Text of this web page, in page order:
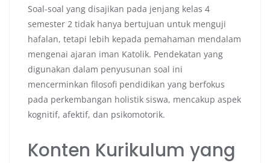
Soal-soal yang disajikan pada jenjang kelas 4
semester 2 tidak hanya bertujuan untuk menguji
hafalan, tetapi lebih kepada pemahaman mendalam
mengenai ajaran iman Katolik. Pendekatan yang
digunakan dalam penyusunan soal ini
mencerminkan filosofi pendidikan yang berfokus
pada perkembangan holistik siswa, mencakup aspek
kognitif, afektif, dan psikomotorik.
Konten Kurikulum yang